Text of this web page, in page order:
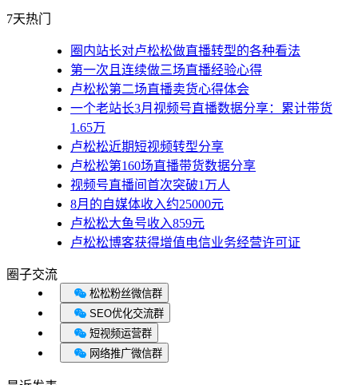
7天热门
圈内站长对卢松松做直播转型的各种看法
第一次且连续做三场直播经验心得
卢松松第二场直播卖货心得体会
一个老站长3月视频号直播数据分享：累计带货
1.65万
卢松松近期短视频转型分享
卢松松第160场直播带货数据分享
视频号直播间首次突破1万人
8月的自媒体收入约25000元
卢松松大鱼号收入859元
卢松松博客获得增值电信业务经营许可证
圈子交流
松松粉丝微信群
SEO优化交流群
短视频运营群
网络推广微信群